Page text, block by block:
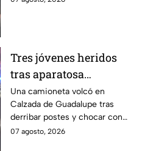
víctima del peligroso
Tres jóvenes heridos
tras aparatosa
volcadura en Tepeyac
Insurgentes y operativo
en la Juárez, mientras
dormía
Una camioneta volcó en
Calzada de Guadalupe tras
derribar postes y chocar con
un árbol, dejando a tres
07 agosto, 2026